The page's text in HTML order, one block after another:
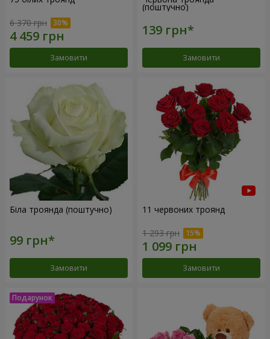
6 370 грн
Замовити
(поштучно)
Замовити
Біла троянда (поштучно)
Замовити
11 червоних троянд
1 293 грн
Замовити